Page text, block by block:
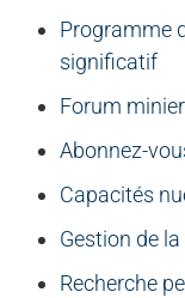
Programme
significatif
Forum
Abonnez-
Capacités
Gestion de la
Recherche